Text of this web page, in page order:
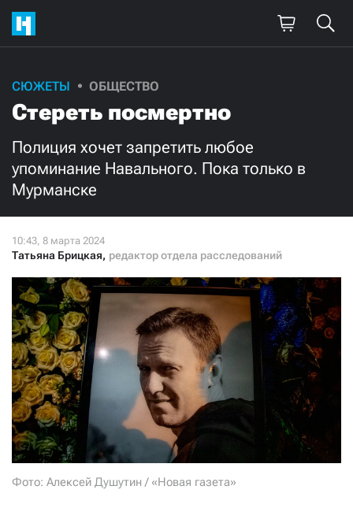
СЮЖЕТЫ ОБЩЕСТВО
Стереть посмертно
Полиция хочет запретить любое
упоминание Навального. Пока только в
Мурманске
Татьяна Брицкая, редактор отдела расследований
Фото: Алексей Душутин / «Новая газета»
Поддержите
нашу работу!
Ежемесячно Разово
3000
Нажимая кнопку «Стать соучастником»,
я принимаю условия и подтверждаю свое гражданство РФ
СТАТЬ СОУЧАСТНИКОМ
ПОДЕЛИТЬСЯ С ДРУЗЬЯМИ
Если у вас есть вопросы, пишите donate@novayagazeta.ru или
звоните:
+7 (929) 612-03-68